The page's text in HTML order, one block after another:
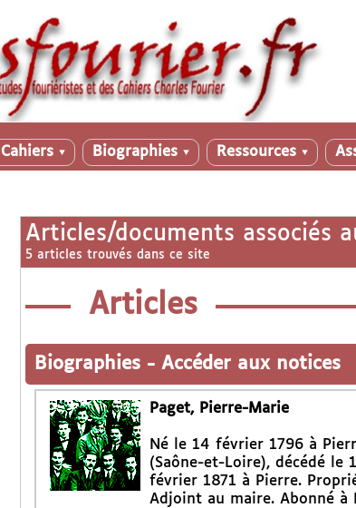
Cahiers ▼ Biographies ▼ Ressources ▼
Articles/documents associés
5 articles trouvés dans ce site
Articles
Biographies - Accéder aux notices
Paget, Pierre-Marie
Né le 14 février 1796 à
(Saône-et-Loire), décédé le
février 1871 à Pierre.
Adjoint au maire. Abonné à